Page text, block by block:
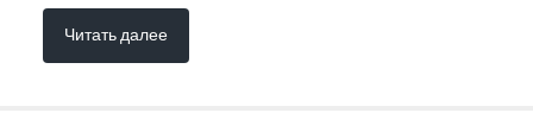
Читать далее